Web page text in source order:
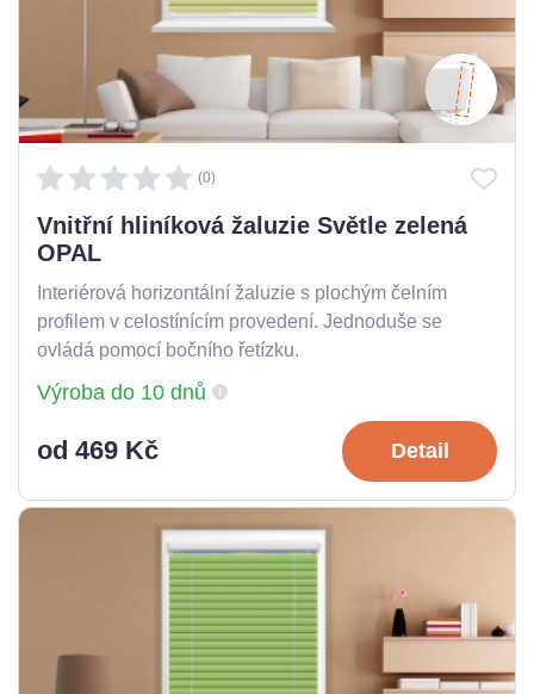
(0)
Vnitřní hliníková žaluzie Světle zelená
OPAL
Interiérová horizontální žaluzie s plochým čelním
profilem v celostínícím provedení. Jednoduše se
ovládá pomocí bočního řetízku.
Výroba do 10 dnů
od 469 Kč Detail